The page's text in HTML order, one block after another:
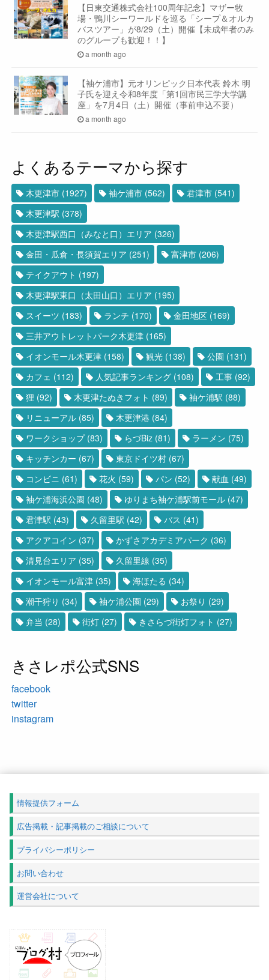
【日東交通株式会社100周年記念】マザー牧
場・鴨川シーワールドを巡る「シープ＆オルカ
バスツアー」が8/29（土）開催【未成年者のみ
のグループも歓迎！！】
a month ago
【袖ケ浦市】元オリンピック日本代表 鈴木 明
子氏を迎え令和8年度「第1回市民三学大学講
座」を7月4日（土）開催（事前申込不要）
a month ago
よくあるテーマから探す
木更津市 (1927) 袖ケ浦市 (562) 君津市 (541)
木更津駅 (378)
木更津駅西口（みなと口）エリア (326)
金田・瓜倉・長須賀エリア (251) 富津市 (206)
テイクアウト (197)
木更津駅東口（太田山口）エリア (195)
スイーツ (183) ランチ (170) 金田地区 (169)
三井アウトレットパーク木更津 (165)
イオンモール木更津 (158) 観光 (138) 公園 (131)
カフェ (112) 人気記事ランキング (108) 工事 (92)
狸 (92) 木更津たぬきフォト (89) 袖ケ浦駅 (88)
リニューアル (85) 木更津港 (84)
ワークショップ(83) らづBiz (81) ラーメン (75)
キッチンカー (67) 東京ドイツ村 (67)
コンビニ (61) 花火 (59) パン (52) 献血 (49)
袖ケ浦海浜公園 (48) ゆりまち袖ケ浦駅前モール (47)
君津駅 (43) 久留里駅 (42) バス (41)
アクアコイン (37) かずさアカデミアパーク (36)
清見台エリア (35) 久留里線 (35)
イオンモール富津 (35) 海ほたる (34)
潮干狩り (34) 袖ケ浦公園 (29) お祭り (29)
弁当 (28) 街灯 (27) きさらづ街灯フォト (27)
きさレポ公式SNS
facebook
twitter
instagram
情報提供フォーム
広告掲載・記事掲載のご相談について
プライバシーポリシー
お問い合わせ
運営会社について